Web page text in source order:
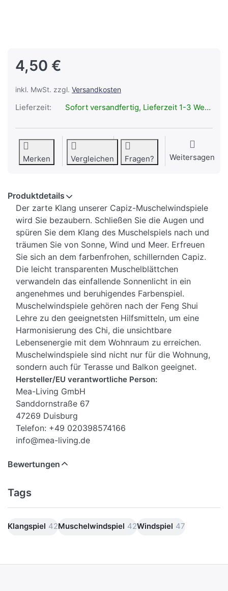
4,50 €
inkl. MwSt. zzgl. Versandkosten
Lieferzeit: Sofort versandfertig, Lieferzeit 1-3 Werktage.
Merken Vergleichen Fragen? Weitersagen
Produktdetails
Der zarte Klang unserer Capiz-Muschelwindspiele
wird Sie bezaubern. Schließen Sie die Augen und
spüren Sie dem Klang des Muschelspiels nach und
träumen Sie von Sonne, Wind und Meer. Erfreuen
Sie sich an dem farbenfrohen, schillernden Capiz.
Die leicht transparenten Muschelblättchen
verwandeln das einfallende Sonnenlicht in ein
angenehmes und beruhigendes Farbenspiel.
Muschelwindspiele gehören nach der Feng Shui
Lehre zu den geeignetsten Hilfsmitteln, um eine
Harmonisierung des Chi, die unsichtbare
Lebensenergie mit dem Wohnraum zu erreichen.
Muschelwindspiele sind nicht nur für die Wohnung,
sondern auch für Terasse und Balkon geeignet.
Hersteller/EU verantwortliche Person:
Mea-Living GmbH
Sanddornstraße 67
47269 Duisburg
Telefon: +49 020398574166
info@mea-living.de
Bewertungen
Tags
Klangspiel 42Muschelwindspiel 42Windspiel 47